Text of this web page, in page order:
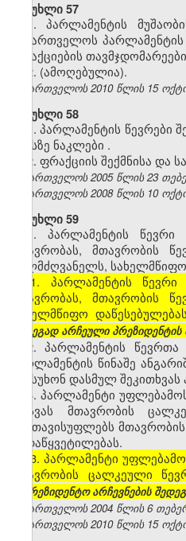
მუხლი 57
1.პარლამენტის
საქართველოს პარლამენტის
ფრაქციების თავმჯდომარეები
2. (ამოღებულია).
საქართველოს 2010 წლის 15
მუხლი 58
1. პარლამენტის წევრები
ექვსზე ნაკლები .
2. ფრაქციის შექმნისა და
საქართველოს 2005 წლის 23
საქართველოს 2008 წლის 10
მუხლი 59
1. პარლამენტის
მთავრობას, მთავრობის
ხელმძღვანელს,
[1. პარლამენტის
მთავრობას, მთავრობის
სახელმწიფო
შედეგად არჩეული
2. პარლამენტის
პარლამენტის წინაშე
უპასუხონ დასმულ
3. პარლამენტი
დასვას მთავრობის
გაათავისუფლებს
გადაწყვეტილებას.
[3. პარლამენტი
მთავრობის ცალკეული
საპრეზიდენტო არჩევნების
საქართველოს 2004 წლის 6
საქართველოს 2010 წლის 15